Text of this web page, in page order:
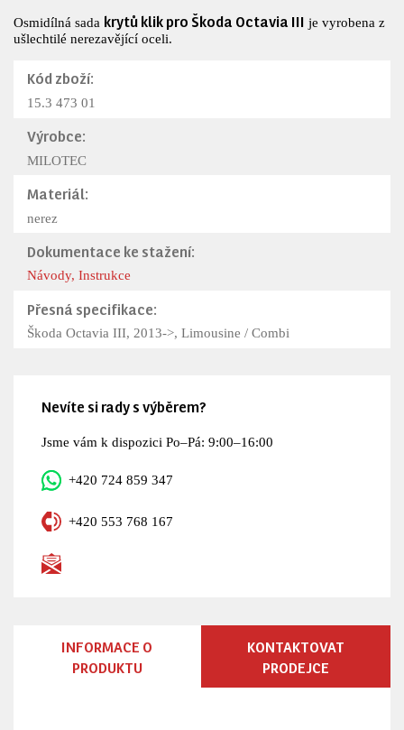
Osmidílná sada krytů klik pro Škoda Octavia III je vyrobena z
ušlechtilé nerezavějící oceli.
Kód zboží:
15.3 473 01
Výrobce:
MILOTEC
Materiál:
nerez
Dokumentace ke stažení:
Návody, Instrukce
Přesná specifikace:
Škoda Octavia III, 2013->, Limousine / Combi
Nevíte si rady s výběrem?
Jsme vám k dispozici Po–Pá: 9:00–16:00
+420 724 859 347
+420 553 768 167
INFORMACE O
PRODUKTU
KONTAKTOVAT
PRODEJCE